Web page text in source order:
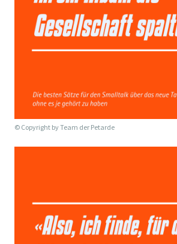
© Copyright byTeam der Petarde